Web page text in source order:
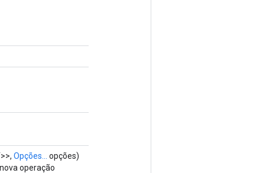
Opções...
opções)
operação